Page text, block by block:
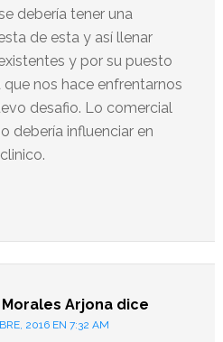
debería tener una
de esta y así llenar
y por su puesto
que nos hace enfrentarnos
desafio. Lo comercial
debería influenciar en
Arjona dice
2016 EN 7:32 AM